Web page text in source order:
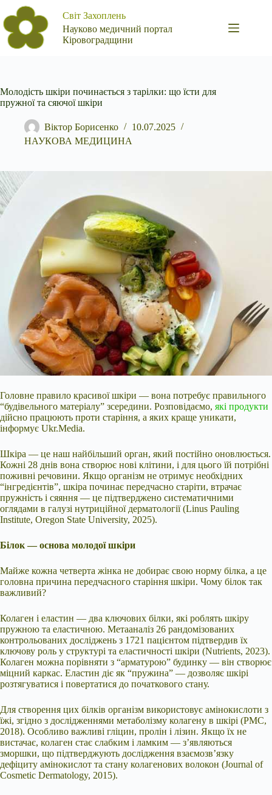
Перейти
до
вмісту
Світ Захоплень
Науково медичний портал
Кіровоградщини
Молодість шкіри починається з тарілки: що їсти для
пружної та сяючої шкіри
Віктор Борисенко
10.07.2025
НАУКОВА МЕДИЦИНА
Головне правило красивої шкіри — вона потребує правильного
“будівельного матеріалу” зсередини. Розповідаємо, які продукти
дійсно працюють проти старіння, а яких краще уникати,
інформує Ukr.Media.
Шкіра — це наш найбільший орган, який постійно оновлюється.
Кожні 28 днів вона створює нові клітини, і для цього їй потрібні
поживні речовини. Якщо організм не отримує необхідних
“інгредієнтів”, шкіра починає передчасно старіти, втрачає
пружність і сяяння — це підтверджено систематичними
оглядами в галузі нутриційної дерматології (Linus Pauling
Institute, Oregon State University, 2025).
Білок — основа молодої шкіри
Майже кожна четверта жінка не добирає свою норму білка, а це
головна причина передчасного старіння шкіри. Чому білок так
важливий?
Колаген і еластин — два ключових білки, які роблять шкіру
пружною та еластичною. Метааналіз 26 рандомізованих
контрольованих досліджень з 1721 пацієнтом підтвердив їх
ключову роль у структурі та еластичності шкіри (Nutrients, 2023).
Колаген можна порівняти з “арматурою” будинку — він створює
міцний каркас. Еластин діє як “пружина” — дозволяє шкірі
розтягуватися і повертатися до початкового стану.
Для створення цих білків організм використовує амінокислоти з
їжі, згідно з дослідженнями метаболізму колагену в шкірі (PMC,
2018). Особливо важливі гліцин, пролін і лізин. Якщо їх не
вистачає, колаген стає слабким і ламким — з’являються
зморшки, що підтверджують дослідження взаємозв’язку
дефіциту амінокислот та стану колагенових волокон (Journal of
Cosmetic Dermatology, 2015).